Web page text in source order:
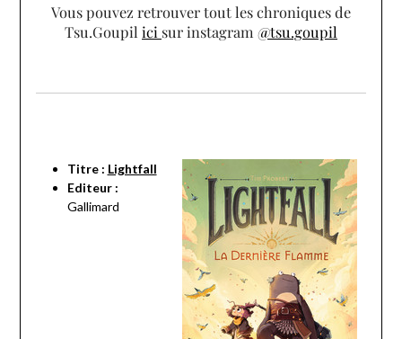
Vous pouvez retrouver tout les chroniques de
Tsu.Goupil ici sur instagram @tsu.goupil
Titre : Lightfall
Editeur :
Gallimard